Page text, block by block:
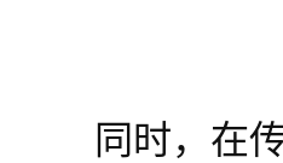
同时，在